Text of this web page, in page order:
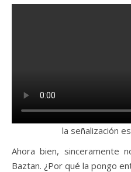
la señalización
Ahora bien, sinceramente
Baztan. ¿Por qué la pongo